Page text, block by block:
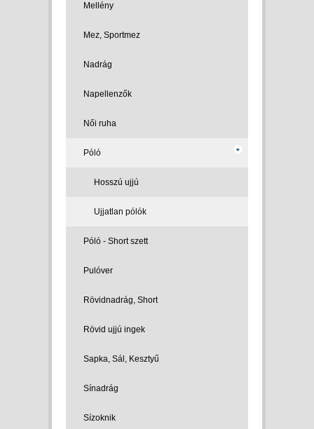
Mellény
Mez, Sportmez
Nadrág
Napellenzők
Női ruha
Póló
Hosszú ujjú
Ujjatlan pólók
Póló - Short szett
Pulóver
Rövidnadrág, Short
Rövid ujjú ingek
Sapka, Sál, Kesztyű
Sínadrág
Sízoknik